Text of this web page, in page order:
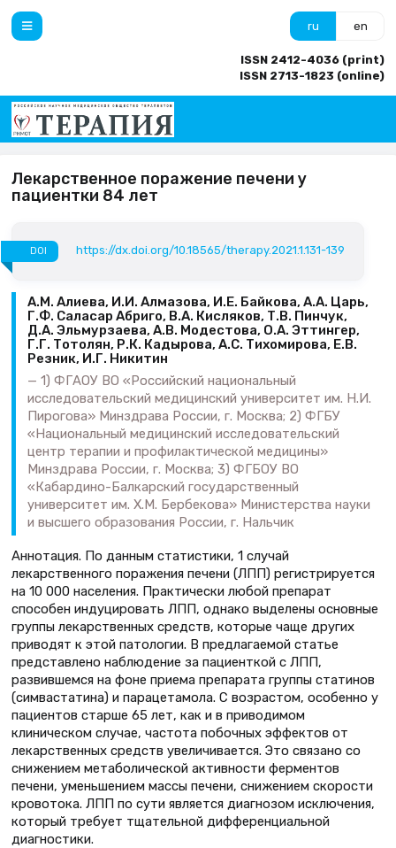
ru en
ISSN 2412-4036 (print)
ISSN 2713-1823 (online)
Лекарственное поражение печени у
пациентки 84 лет
DOI https://dx.doi.org/10.18565/therapy.2021.1.131-139
А.М. Алиева, И.И. Алмазова, И.Е. Байкова, А.А. Царь,
Г.Ф. Саласар Абриго, В.А. Кисляков, Т.В. Пинчук,
Д.А. Эльмурзаева, А.В. Модестова, О.А. Эттингер,
Г.Г. Тотолян, Р.К. Кадырова, А.С. Тихомирова, Е.В.
Резник, И.Г. Никитин
1) ФГАОУ ВО «Российский национальный
исследовательский медицинский университет им. Н.И.
Пирогова» Минздрава России, г. Москва; 2) ФГБУ
«Национальный медицинский исследовательский
центр терапии и профилактической медицины»
Минздрава России, г. Москва; 3) ФГБОУ ВО
«Кабардино-Балкарский государственный
университет им. Х.М. Бербекова» Министерства науки
и высшего образования России, г. Нальчик
Аннотация. По данным статистики, 1 случай
лекарственного поражения печени (ЛПП) регистрируется
на 10 000 населения. Практически любой препарат
способен индуцировать ЛПП, однако выделены основные
группы лекарственных средств, которые чаще других
приводят к этой патологии. В предлагаемой статье
представлено наблюдение за пациенткой с ЛПП,
развившемся на фоне приема препарата группы статинов
(симвастатина) и парацетамола. С возрастом, особенно у
пациентов старше 65 лет, как и в приводимом
клиническом случае, частота побочных эффектов от
лекарственных средств увеличивается. Это связано со
снижением метаболической активности ферментов
печени, уменьшением массы печени, снижением скорости
кровотока. ЛПП по сути является диагнозом исключения,
который требует тщательной дифференциальной
диагностики.